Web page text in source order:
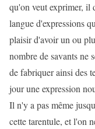
qu'on veut exprimer, il
langue d'expressions
plaisir d'avoir un ou
nombre de savants ne
de fabriquer ainsi des
jour une expression
Il n'y a pas même
cette tarentule, et l'on